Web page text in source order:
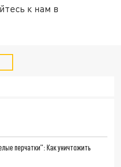
к нам в
перчатки": Как уничтожить